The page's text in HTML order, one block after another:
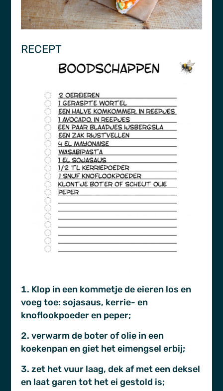
RECEPT
Klop in een kommetje de eieren los en
voeg toe: sojasaus, kerrie- en
knoflookpoeder en peper;
verwarm de boter of olie in een
koekenpan en giet het eimengsel erbij;
zet het vuur laag, dek af met een deksel
en laat garen tot het ei gestold is;